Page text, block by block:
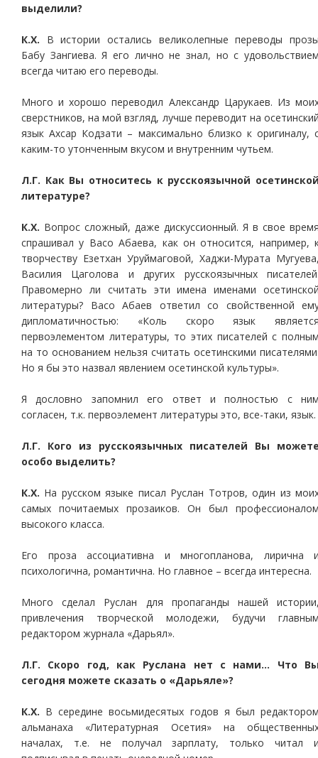
выделили?
К.Х. В истории остались великолепные переводы
Бабу Зангиева. Я его лично не знал, но с
всегда читаю его переводы.
Много и хорошо переводил Александр Царукаев. Из
сверстников, на мой взгляд, лучше переводит на
язык Ахсар Кодзати – максимально близко к оригиналу,
каким-то утонченным вкусом и внутренним чутьем.
Л.Г. Как Вы относитесь к русскоязычной
литературе?
К.Х. Вопрос сложный, даже дискуссионный. Я в свое
спрашивал у Васо Абаева, как он относится, например,
творчеству Езетхан Уруймаговой, Хаджи-Мурата
Василия Цаголова и других русскоязычных
Правомерно ли считать эти имена именами
литературы? Васо Абаев ответил со свойственной
дипломатичностью: «Коль скоро язык
первоэлементом литературы, то этих писателей с
на то основанием нельзя считать осетинскими
Но я бы это назвал явлением осетинской культуры».
Я дословно запомнил его ответ и полностью с
согласен, т.к. первоэлемент литературы это, все-таки, язык.
Л.Г. Кого из русскоязычных писателей Вы
особо выделить?
К.Х. На русском языке писал Руслан Тотров, один из
самых почитаемых прозаиков. Он был
высокого класса.
Его проза ассоциативна и многопланова, лирична
психологична, романтична. Но главное – всегда интересна.
Много сделал Руслан для пропаганды нашей
привлечения творческой молодежи, будучи
редактором журнала «Дарьял».
Л.Г. Скоро год, как Руслана нет с нами… Что
сегодня можете сказать о «Дарьяле»?
К.Х. В середине восьмидесятых годов я был
альманаха «Литературная Осетия» на
началах, т.е. не получал зарплату, только читал